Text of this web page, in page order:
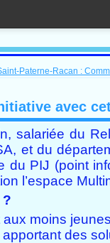
Paterne-Racan :
avec
salariée du
et du
du PIJ (point
l’espace
?
moins
des